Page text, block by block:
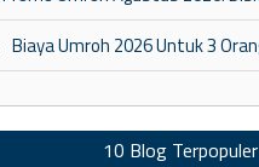
10 Blog Terpopuler